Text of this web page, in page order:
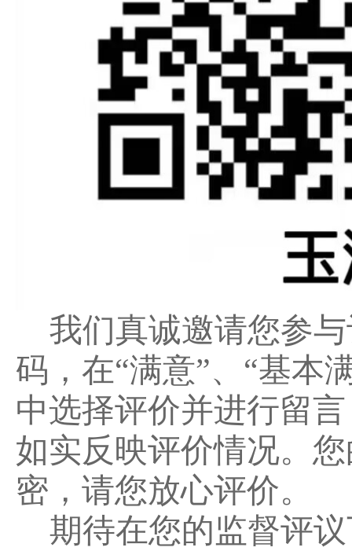
我们真诚邀请您参
码，在“满意”、“基本
中选择评价并进行留
如实反映评价情况。
密，请您放心评价。
期待在您的监督评